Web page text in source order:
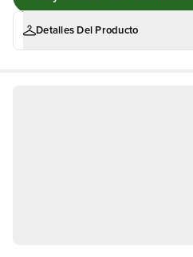
Detalles Del Producto